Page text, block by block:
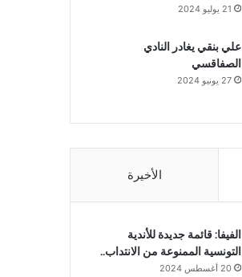
21 يوليو 2024
علي بنقي يغادر النادي
الصفاقسي
27 يونيو 2024
الأخيرة
الفيفا: قائمة جديدة للأندية
التونسية الممنوعة من الانتداب..
20 أغسطس 2024